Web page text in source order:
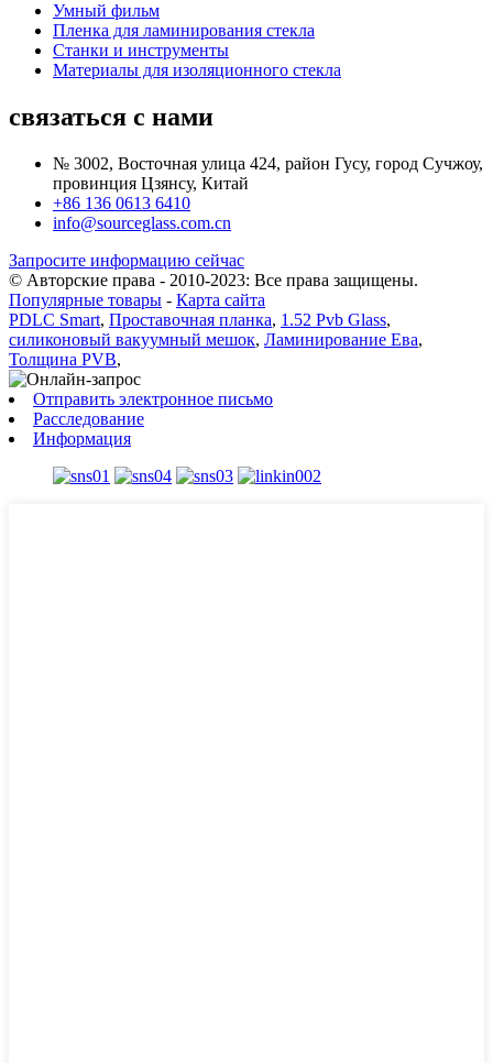
Умный фильм
Пленка для ламинирования стекла
Станки и инструменты
Материалы для изоляционного стекла
связаться с нами
№ 3002, Восточная улица 424, район Гусу, город Сучжоу,
провинция Цзянсу, Китай
+86 136 0613 6410
info@sourceglass.com.cn
Запросите информацию сейчас
© Авторские права - 2010-2023: Все права защищены.
Популярные товары - Карта сайта
PDLC Smart, Проставочная планка, 1.52 Pvb Glass,
силиконовый вакуумный мешок, Ламинирование Ева,
Толщина PVB,
Отправить электронное письмо
Расследование
Информация